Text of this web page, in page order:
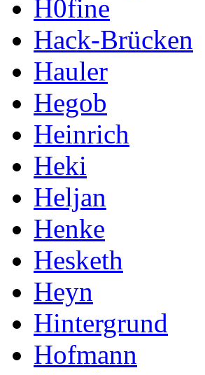
H0fine
Hack-Brücken
Hauler
Hegob
Heinrich
Heki
Heljan
Henke
Hesketh
Heyn
Hintergrund
Hofmann